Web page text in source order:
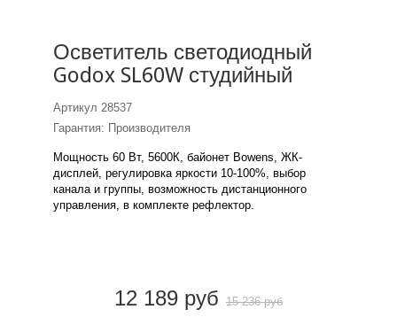
Осветитель светодиодный
Godox SL60W студийный
Артикул 28537
Гарантия: Производителя
Мощность 60 Вт, 5600К, байонет Bowens, ЖК-
дисплей, регулировка яркости 10-100%, выбор
канала и группы, возможность дистанционного
управления, в комплекте рефлектор.
12 189 руб 15 236 руб